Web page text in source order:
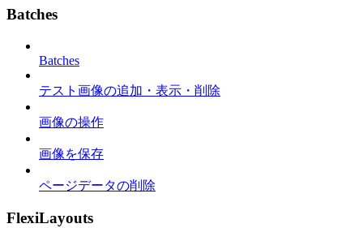
Batches
Batches
テスト画像の追加・表示・削除
画像の操作
画像を保存
ページデータの削除
FlexiLayouts